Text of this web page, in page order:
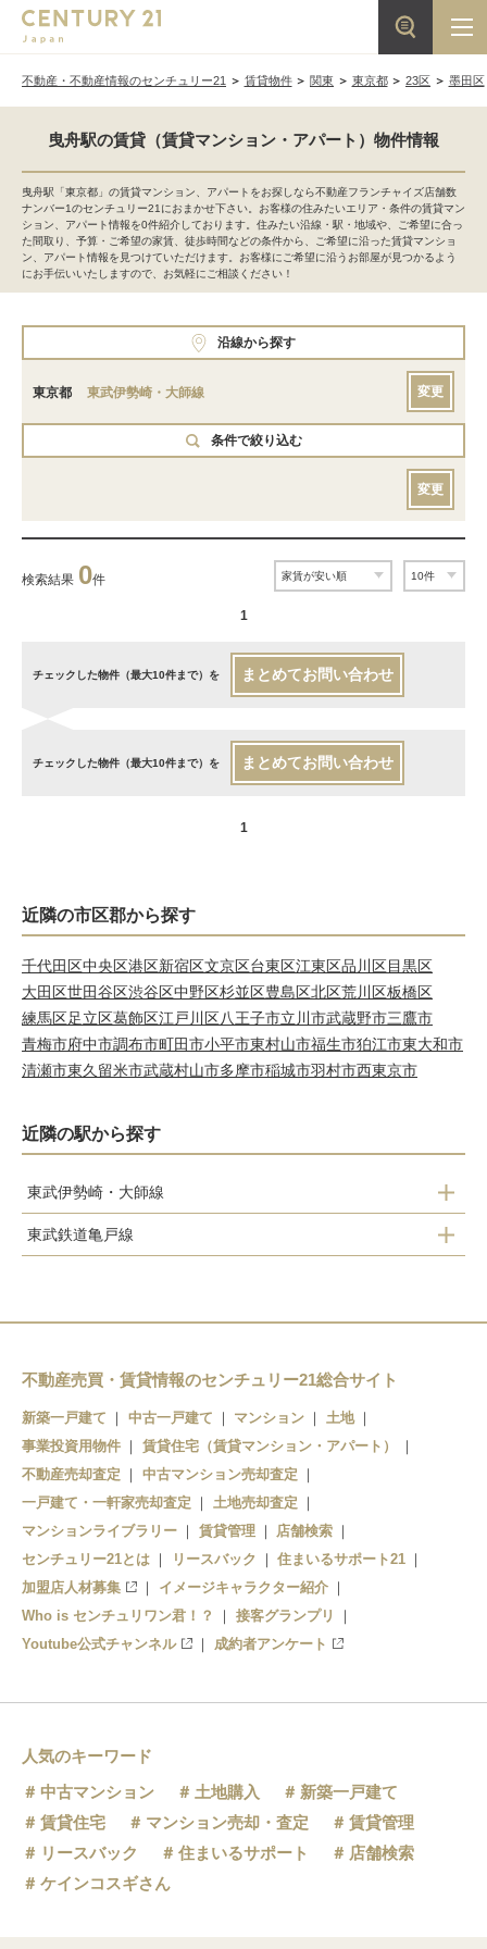
不動産・不動産情報のセンチュリー21 賃貸物件 関東 東京都 23区 墨田区
曳舟駅の賃貸（賃貸マンション・アパート）物件情報
曳舟駅「東京都」の賃貸マンション、アパートをお探しなら不動産フランチャイズ店舗数
ナンバー1のセンチュリー21におまかせ下さい。お客様の住みたいエリア・条件の賃貸マン
ション、アパート情報を0件紹介しております。住みたい沿線・駅・地域や、ご希望に合っ
た間取り、予算・ご希望の家賃、徒歩時間などの条件から、ご希望に沿った賃貸マンショ
ン、アパート情報を見つけていただけます。お客様にご希望に沿うお部屋が見つかるよう
にお手伝いいたしますので、お気軽にご相談ください！
沿線から探す
東京都 東武伊勢崎・大師線 変更
条件で絞り込む
変更
検索結果 0件
1
チェックした物件（最大10件まで）を まとめてお問い合わせ
チェックした物件（最大10件まで）を まとめてお問い合わせ
1
近隣の市区郡から探す
千代田区中央区港区新宿区文京区台東区江東区品川区目黒区
大田区世田谷区渋谷区中野区杉並区豊島区北区荒川区板橋区
練馬区足立区葛飾区江戸川区八王子市立川市武蔵野市三鷹市
青梅市府中市調布市町田市小平市東村山市福生市狛江市東大和市
清瀬市東久留米市武蔵村山市多摩市稲城市羽村市西東京市
近隣の駅から探す
東武伊勢崎・大師線
浅草
鐘ヶ淵
堀切
東武鉄道亀戸線
不動産売買・賃貸情報のセンチュリー21総合サイト
新築一戸建て 中古一戸建て マンション
土地
事業投資用物件
賃貸住宅（賃貸マンション・アパート）
不動産売却査定
中古マンション売却査定
一戸建て・一軒家売却査定
土地売却査定
マンションライブラリー
賃貸管理
店舗検索
センチュリー21とは
リースバック
住まいるサポート21
加盟店人材募集
イメージキャラクター紹介
Who is センチュリワン君！？
接客グランプリ
Youtube公式チャンネル
成約者アンケート
人気のキーワード
中古マンション
土地購入
新築一戸建て
賃貸住宅
マンション売却・査定
賃貸管理
リースバック
住まいるサポート
店舗検索
ケインコスギさん